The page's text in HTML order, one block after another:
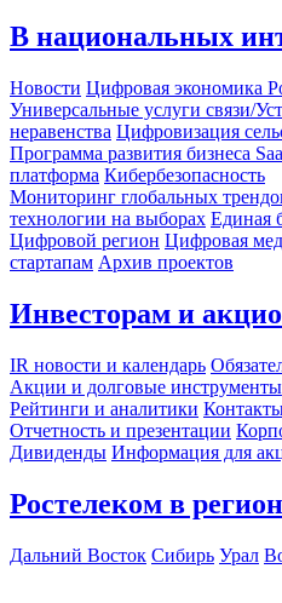
В национальных
Новости Цифровая экономика
Универсальные услуги связи/
неравенства Цифровизация
Программа развития бизнеса
платформа Кибербезопасность
Мониторинг глобальных
технологии на выборах Единая
Цифровой регион Цифровая
стартапам Архив проектов
Инвесторам и
IR новости и календарь
Акции и долговые инструменты
Рейтинги и аналитики
Отчетность и презентации
Дивиденды Информация для
Ростелеком в
Дальний Восток Сибирь Урал